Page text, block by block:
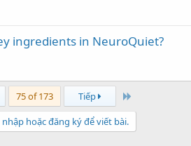
ingredients in NeuroQuiet?
75 of 173 Tiếp Last
hoặc đăng ký để viết bài.